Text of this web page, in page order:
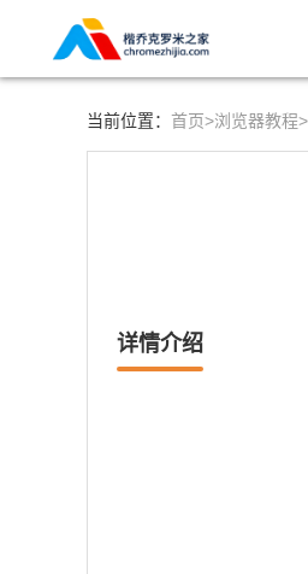
当前位置： 首页>浏览器教程>
详情介绍